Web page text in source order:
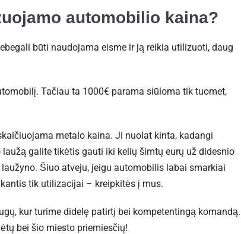
automobilio kaina?
būti naudojama eisme ir ją reikia utilizuoti, daug
Tačiau ta 1000€ parama siūloma tik tuomet,
metalo kaina. Ji nuolat kinta, kadangi
galite tikėtis gauti iki kelių šimtų eurų už didesnio
Šiuo atveju, jeigu automobilis labai smarkiai
tik utilizacijai – kreipkitės į mus.
kur turime didelę patirtį bei kompetentingą komandą.
bei šio miesto priemiesčių!